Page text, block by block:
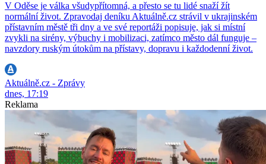
V Oděse je válka všudypřítomná, a přesto se tu lidé snaží žít
normální život. Zpravodaj deníku Aktuálně.cz strávil v ukrajinském
přístavním městě tři dny a ve své reportáži popisuje, jak si místní
zvykli na sirény, výbuchy i mobilizaci, zatímco město dál funguje –
navzdory ruským útokům na přístavy, dopravu i každodenní život.
Aktuálně.cz - Zprávy
dnes, 17:19
Reklama